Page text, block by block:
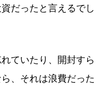
だったと言えるでし
ていたり、開封すら
、それは浪費だった